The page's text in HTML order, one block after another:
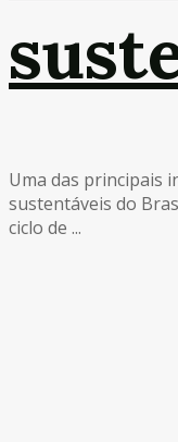
Uma das principais
sustentáveis do
ciclo de ...